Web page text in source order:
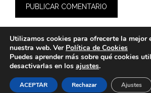
© 2026 wasabidelnorte.es -
Legal-Política de
Utilizamos cookies para ofrecerte la mejor
nuestra web. Ver Política de Cookies
Puedes aprender más sobre qué cookies
desactivarlas en los ajustes.
ACEPTAR Rechazar Ajustes